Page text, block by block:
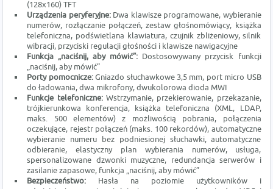
(128x160) TFT
Urządzenia peryferyjne:Dwa klawisze programowane, wybieranie
numerów, rozłączanie połączeń, zestaw głośnomówiący, książka
telefoniczna, podświetlana klawiatura, czujnik zbliżeniowy, silnik
wibracji, przyciski regulacji głośności i klawisze nawigacyjne
Funkcja „naciśnij, aby mówić”: Dostosowywany przycisk funkcji
„naciśnij, aby mówić”
Porty pomocnicze:Gniazdo słuchawkowe 3,5 mm, port micro USB
do ładowania, dwa mikrofony, dwukolorowa dioda MWI
Funkcje telefoniczne:Wstrzymanie, przekierowanie, przekazanie,
trójkierunkowa konferencja, książka telefoniczna (XML, LDAP,
maks. 500 elementów) z możliwością pobrania, połączenia
oczekujące, rejestr połączeń (maks. 100 rekordów), automatyczne
wybieranie numeru bez podniesionej słuchawki, automatyczne
odbieranie, elastyczny plan wybierania numerów, usługa,
spersonalizowane dzwonki muzyczne, redundancja serwerów i
zasilanie zapasowe, funkcja „naciśnij, aby mówić”
Bezpieczeństwo: Hasła na poziomie użytkowników i